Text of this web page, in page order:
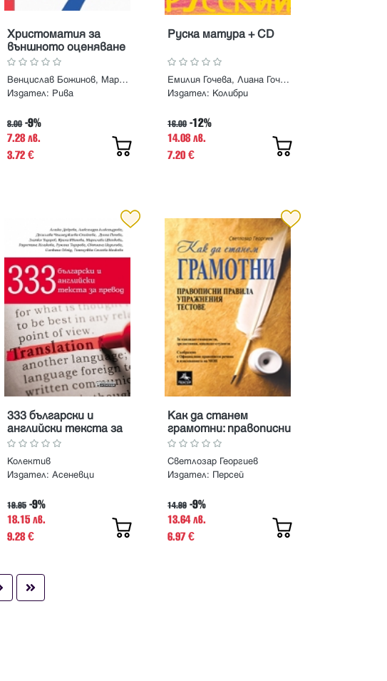
Христоматия за
външното оценяване
по литература 5., 6.,
7. клас с тестове и
задачи
Венцислав Божинов, Мария Бунева, Йорданка Божинова
Издател: Рива
8.00 -9%
7.28 лв.
3.72€
Руска матура + CD
Емилия Гочева, Лиана Гочева
Издател: Колибри
16.00 -12%
14.08 лв.
7.20€
333 български и
английски текста за
превод
Колектив
Издател:Асеневци
19.95 -9%
18.15 лв.
9.28€
Как да станем
грамотни: правописни
правила, упражнения,
тестове
Светлозар Георгиев
Издател: Персей
14.99 -9%
13.64 лв.
6.97€